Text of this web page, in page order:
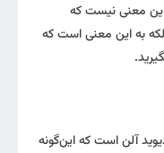
این معنی نیست که
به این معنی است که
آلن است که این‌گونه